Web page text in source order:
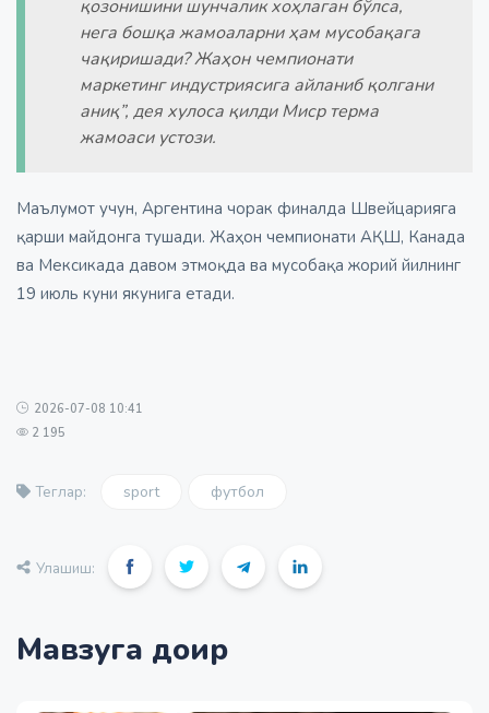
қозонишини шунчалик хоҳлаган бўлса,
нега бошқа жамоаларни ҳам мусобақага
чақиришади? Жаҳон чемпионати
маркетинг индустриясига айланиб қолгани
аниқ”, дея хулоса қилди Миср терма
жамоаси устози.
Маълумот учун, Аргентина чорак финалда Швейцарияга
қарши майдонга тушади. Жаҳон чемпионати АҚШ, Канада
ва Мексикада давом этмоқда ва мусобақа жорий йилнинг
19 июль куни якунига етади.
2026-07-08 10:41
2 195
Теглар: sport футбол
Улашиш:
Мавзуга доир